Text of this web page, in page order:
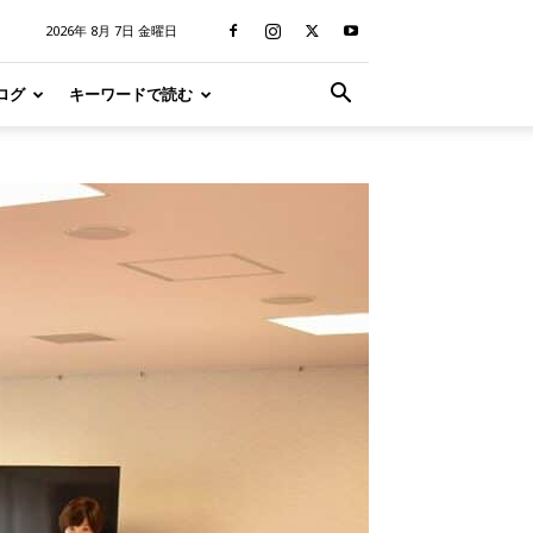
2026年 8月 7日 金曜日
グ キーワードで読む